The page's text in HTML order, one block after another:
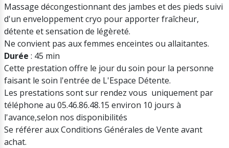
Massage décongestionnant des jambes et des pieds suivi
d'un enveloppement cryo pour apporter fraîcheur,
détente et sensation de légèreté.
Ne convient pas aux femmes enceintes ou allaitantes.
Durée : 45 min
Cette prestation offre le jour du soin pour la personne
faisant le soin l'entrée de L'Espace Détente.
Les prestations sont sur rendez vous uniquement par
téléphone au 05.46.86.48.15 environ 10 jours à
l'avance,selon nos disponibilités
Se référer aux Conditions Générales de Vente avant
achat.